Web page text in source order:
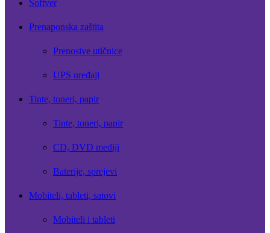
Softver
Prenaponska zaštita
Prenosive utičnice
UPS uređaji
Tinte, toneri, papir
Tinte, toneri, papir
CD, DVD mediji
Baterije, sprejevi
Mobiteli, tableti, satovi
Mobiteli i tableti